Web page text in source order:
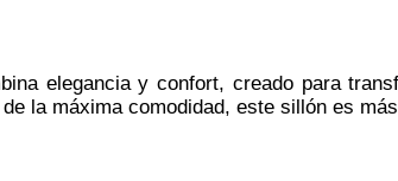
elegancia y confort, creado para
la máxima comodidad, este sillón es